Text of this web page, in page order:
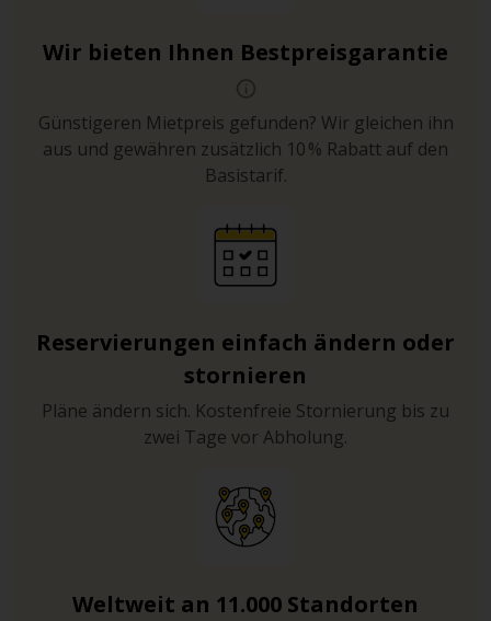
Wir bieten Ihnen Bestpreisgarantie
Günstigeren Mietpreis gefunden? Wir gleichen ihn
aus und gewähren zusätzlich 10 % Rabatt auf den
Basistarif.
Reservierungen einfach ändern oder
stornieren
Pläne ändern sich. Kostenfreie Stornierung bis zu
zwei Tage vor Abholung.
Weltweit an 11.000 Standorten